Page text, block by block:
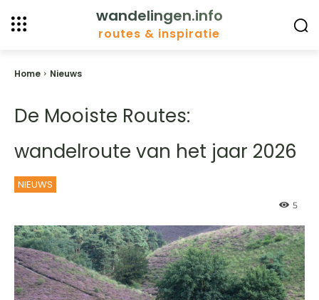
wandelingen.info
routes & inspiratie
Home Nieuws
De Mooiste Routes:
wandelroute van het jaar 2026
NIEUWS
5